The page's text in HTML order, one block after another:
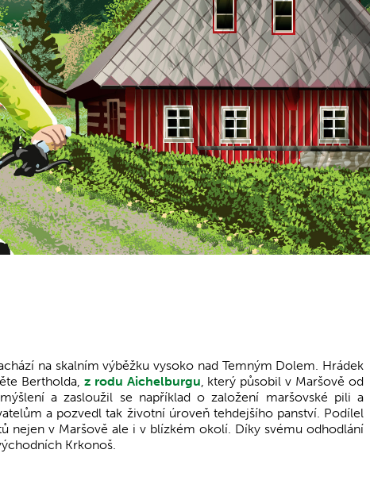
na skalním výběžku vysoko nad Temným Dolem. Hrádek
Bertholda, z rodu Aichelburgu, který působil v Maršově od
a zasloužil se například o založení maršovské pili a
a pozvedl tak životní úroveň tehdejšího panství. Podílel
nejen v Maršově ale i v blízkém okolí. Díky svému odhodlání
Krkonoš.